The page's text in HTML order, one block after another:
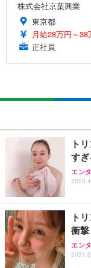
株式会社京葉興業
東京都
月給28万円～38
正社員
ト
すぎ
エン
ト
衝
エン